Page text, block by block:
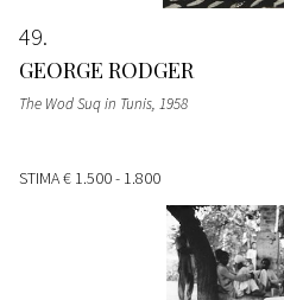
49
GEORGE RODGER
The Wod Suq in Tunis, 1958
STIMA€ 1.500 - 1.800